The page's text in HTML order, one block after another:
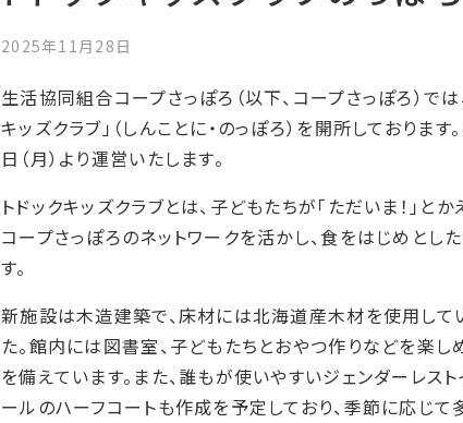
2025年11月28日
生活協同組合コープさっぽろ（以下、コープさっぽろ）で
キッズクラブ」（しんことに・のっぽろ）を開所しておりま
日（月）より運営いたします。
トドックキッズクラブとは、子どもたちが「ただいま！」と
コープさっぽろのネットワークを活かし、食をはじめと
す。
新施設は木造建築で、床材には北海道産木材を使用して
た。館内には図書室、子どもたちとおやつ作りなどを楽
を備えています。また、誰もが使いやすいジェンダーレス
ールのハーフコートも作成を予定しており、季節に応じ